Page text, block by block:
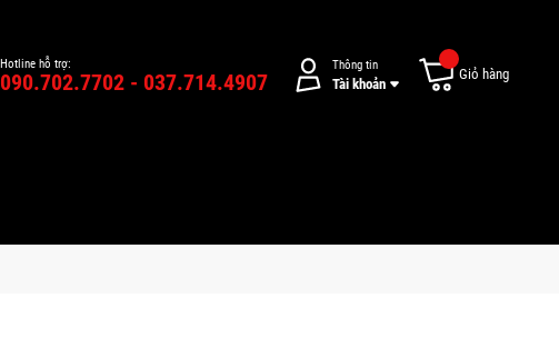
Hotline hỗ trợ:
090.702.7702 - 037.714.4907
Thông tin
Tài khoản
Giỏ hàng